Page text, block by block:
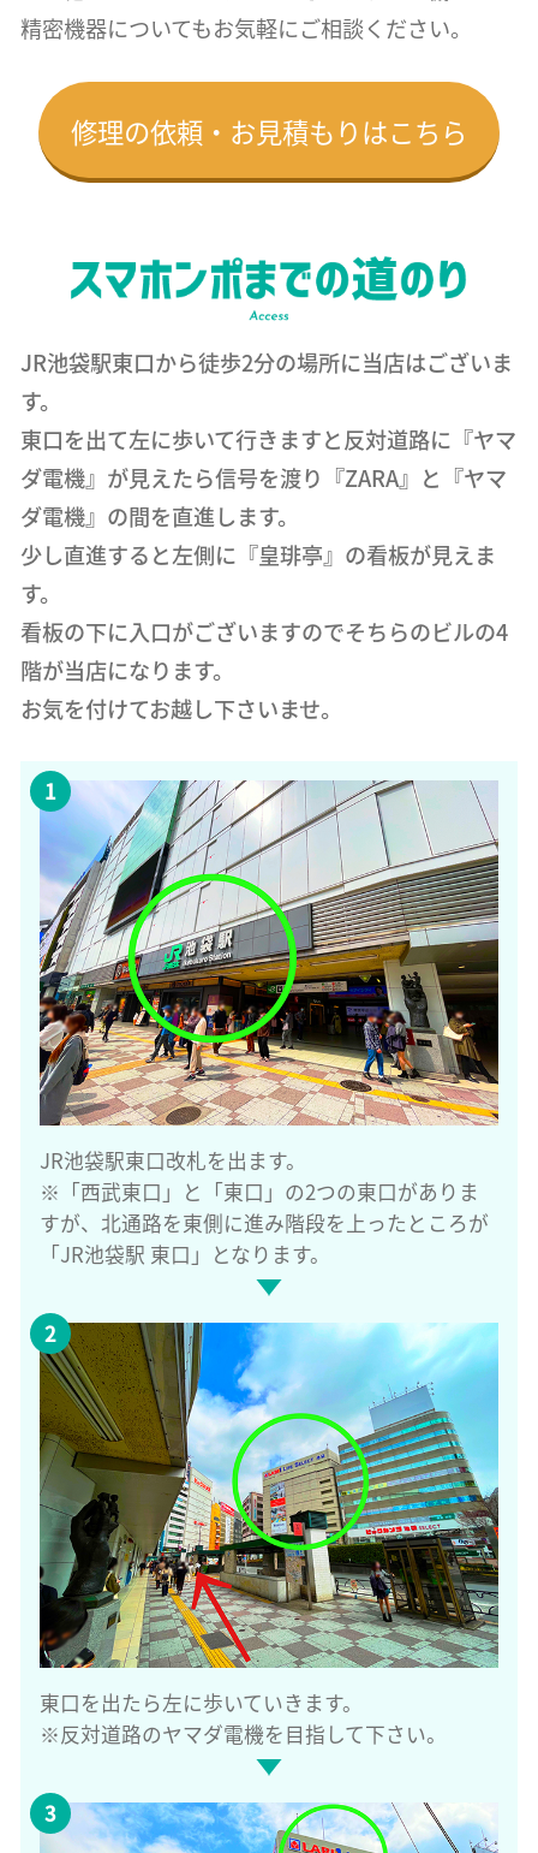
精密機器についてもお気軽にご相談ください。
修理の依頼・お見積もりはこちら
JR池袋駅東口から徒歩2分の場所に当店はございま
す。
東口を出て左に歩いて行きますと反対道路に『ヤマ
ダ電機』が見えたら信号を渡り『ZARA』と『ヤマ
ダ電機』の間を直進します。
少し直進すると左側に『皇琲亭』の看板が見えま
す。
看板の下に入口がございますのでそちらのビルの4
階が当店になります。
お気を付けてお越し下さいませ。
JR池袋駅東口改札を出ます。
※「西武東口」と「東口」の2つの東口がありま
すが、北通路を東側に進み階段を上ったところが
「JR池袋駅 東口」となります。
東口を出たら左に歩いていきます。
※反対道路のヤマダ電機を目指して下さい。